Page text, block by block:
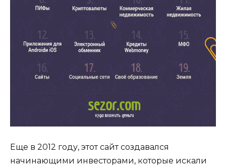
Еще в 2012 году, этот сайт создавался
начинающими инвесторами, которые искали